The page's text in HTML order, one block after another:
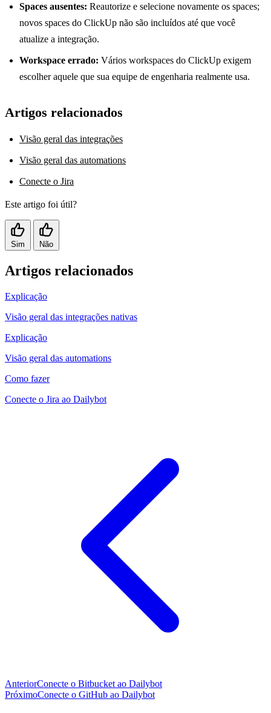
Spaces ausentes: Reautorize e selecione novamente os spaces;
novos spaces do ClickUp não são incluídos até que você
atualize a integração.
Workspace errado: Vários workspaces do ClickUp exigem
escolher aquele que sua equipe de engenharia realmente usa.
Artigos relacionados
Visão geral das integrações
Visão geral das automations
Conecte o Jira
Este artigo foi útil?
Sim Não
Artigos relacionados
Explicação
Visão geral das integrações nativas
Explicação
Visão geral das automations
Como fazer
Conecte o Jira ao Dailybot
AnteriorConecte o Bitbucket ao Dailybot
PróximoConecte o GitHub ao Dailybot